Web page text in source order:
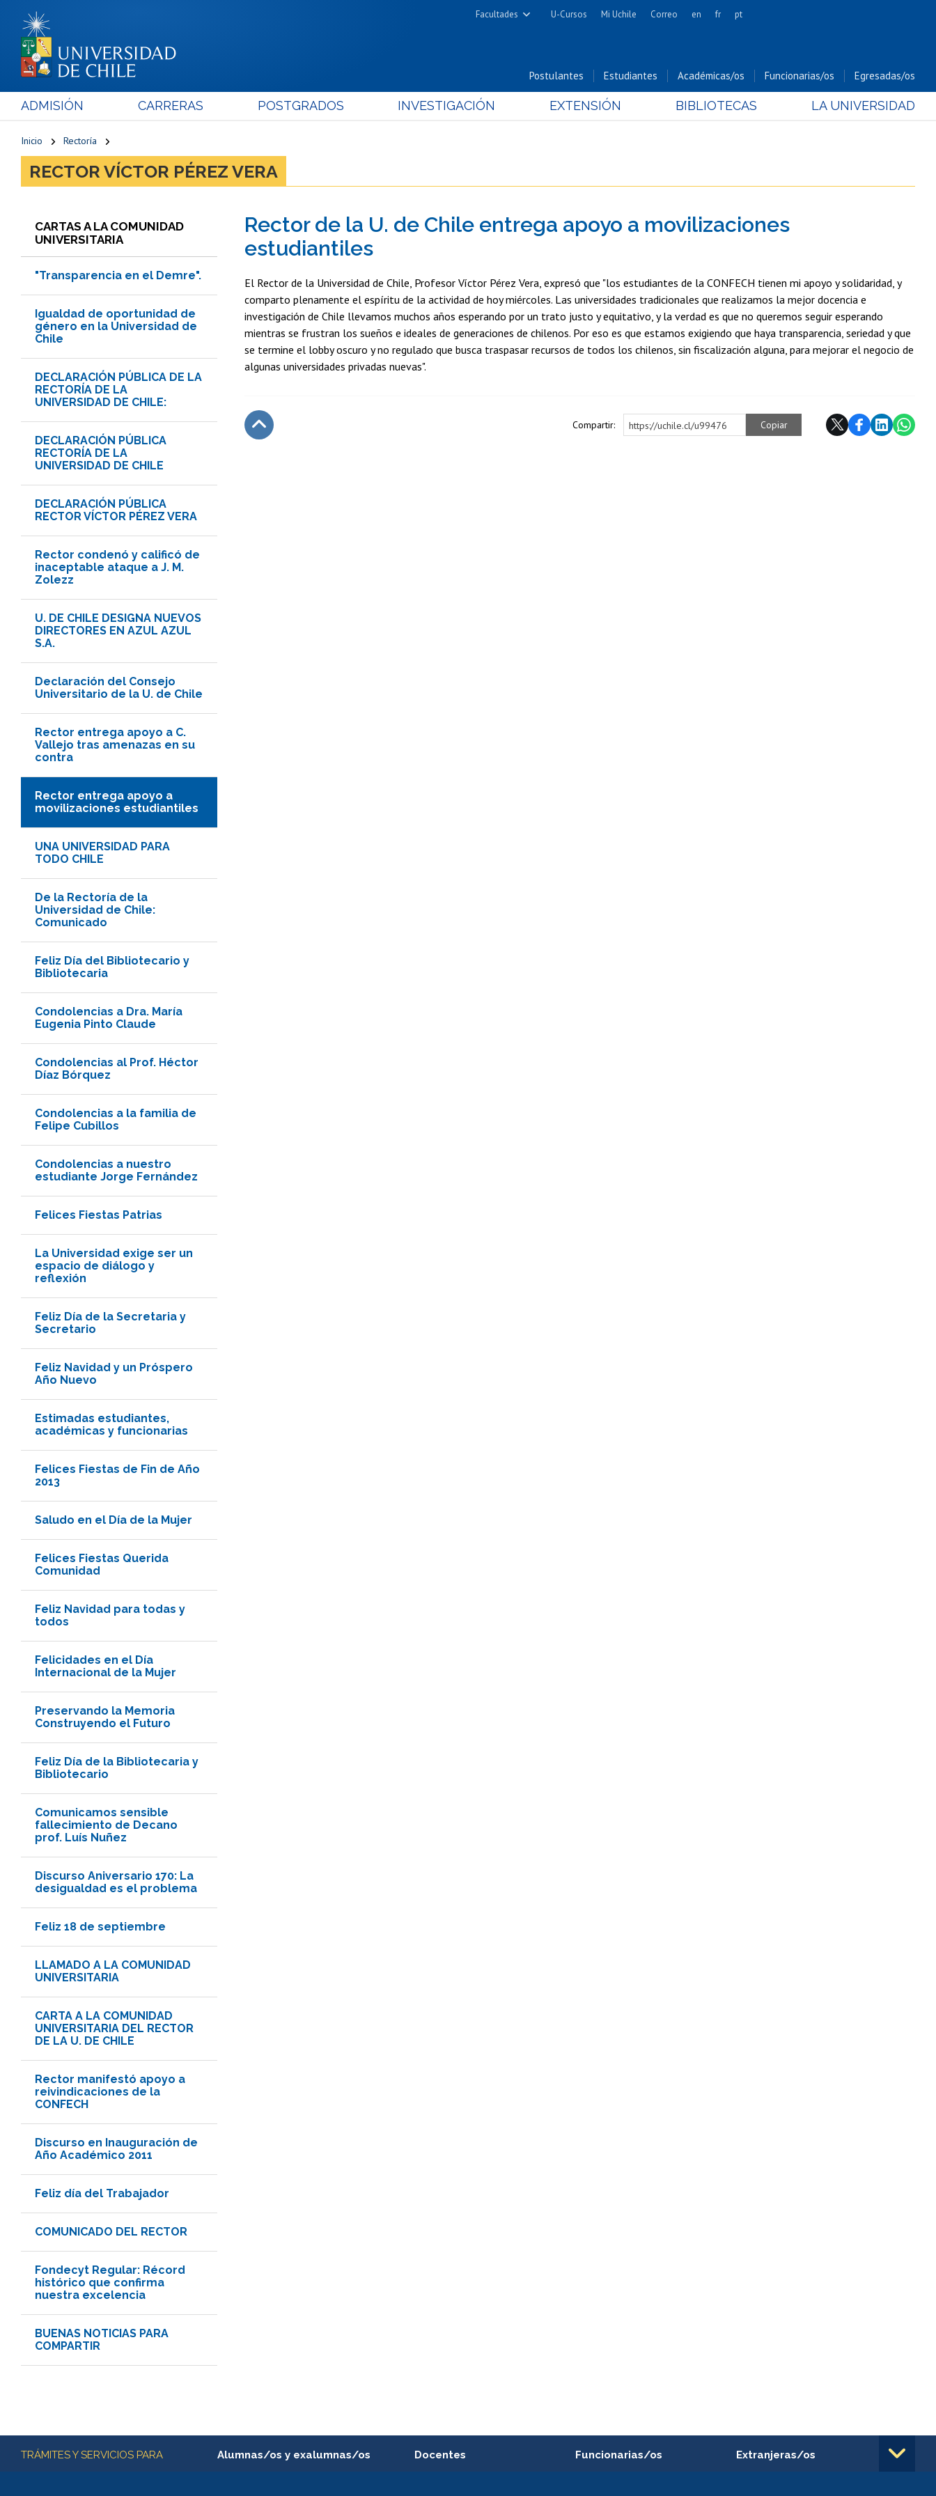
Facultades
Cs. Físicas y Matemáticas
Cs. Forestales y Conservación
Cs. Químicas y Farmacéuticas
Cs. Sociales
Estudios Avanzados en Educación
Estudios Internacionales
U-Cursos Mi Uchile Correo en fr pt
Postulantes Estudiantes Académicas/os Funcionarias/os Egresadas/os
ADMISIÓN CARRERAS POSTGRADOS INVESTIGACIÓN EXTENSIÓN BIBLIOTECAS LA UNIVERSIDAD
Inicio Rectoría
RECTOR VÍCTOR PÉREZ VERA
CARTAS A LA COMUNIDAD
UNIVERSITARIA
"Transparencia en el Demre".
Igualdad de oportunidad de
género en la Universidad de
Chile
DECLARACIÓN PÚBLICA DE LA
RECTORÍA DE LA
UNIVERSIDAD DE CHILE:
DECLARACIÓN PÚBLICA
RECTORÍA DE LA
UNIVERSIDAD DE CHILE
DECLARACIÓN PÚBLICA
RECTOR VÍCTOR PÉREZ VERA
Rector condenó y calificó de
inaceptable ataque a J. M.
Zolezz
U. DE CHILE DESIGNA NUEVOS
DIRECTORES EN AZUL AZUL
S.A.
Declaración del Consejo
Universitario de la U. de Chile
Rector entrega apoyo a C.
Vallejo tras amenazas en su
contra
Rector entrega apoyo a
movilizaciones estudiantiles
UNA UNIVERSIDAD PARA
TODO CHILE
De la Rectoría de la
Universidad de Chile:
Comunicado
Feliz Día del Bibliotecario y
Bibliotecaria
Condolencias a Dra. María
Eugenia Pinto Claude
Condolencias al Prof. Héctor
Díaz Bórquez
Condolencias a la familia de
Felipe Cubillos
Condolencias a nuestro
estudiante Jorge Fernández
Felices Fiestas Patrias
La Universidad exige ser un
espacio de diálogo y
reflexión
Feliz Día de la Secretaria y
Secretario
Feliz Navidad y un Próspero
Año Nuevo
Estimadas estudiantes,
académicas y funcionarias
Felices Fiestas de Fin de Año
2013
Saludo en el Día de la Mujer
Felices Fiestas Querida
Comunidad
Feliz Navidad para todas y
todos
Felicidades en el Día
Internacional de la Mujer
Preservando la Memoria
Construyendo el Futuro
Feliz Día de la Bibliotecaria y
Bibliotecario
Comunicamos sensible
fallecimiento de Decano
prof. Luís Nuñez
Discurso Aniversario 170: La
desigualdad es el problema
Feliz 18 de septiembre
LLAMADO A LA COMUNIDAD
UNIVERSITARIA
CARTA A LA COMUNIDAD
UNIVERSITARIA DEL RECTOR
DE LA U. DE CHILE
Rector manifestó apoyo a
reivindicaciones de la
CONFECH
Discurso en Inauguración de
Año Académico 2011
Feliz día del Trabajador
COMUNICADO DEL RECTOR
Fondecyt Regular: Récord
histórico que confirma
nuestra excelencia
BUENAS NOTICIAS PARA
COMPARTIR
Rector de la U. de Chile entrega apoyo a movilizaciones
estudiantiles
El Rector de la Universidad de Chile, Profesor Víctor Pérez Vera, expresó que "los estudiantes de la CONFECH tienen mi apoyo y solidaridad, y
comparto plenamente el espíritu de la actividad de hoy miércoles. Las universidades tradicionales que realizamos la mejor docencia e
investigación de Chile llevamos muchos años esperando por un trato justo y equitativo, y la verdad es que no queremos seguir esperando
mientras se frustran los sueños e ideales de generaciones de chilenos. Por eso es que estamos exigiendo que haya transparencia, seriedad y que
se termine el lobby oscuro y no regulado que busca traspasar recursos de todos los chilenos, sin fiscalización alguna, para mejorar el negocio de
algunas universidades privadas nuevas".
Compartir: https://uchile.cl/u99476 Copiar
Más información
TRÁMITES Y SERVICIOS PARA Alumnas/os y exalumnas/os Docentes Funcionarias/os Extranjeras/os